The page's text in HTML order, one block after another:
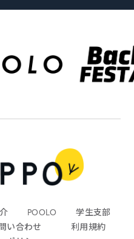
POOLO
学生支部
い合わせ
利用規約